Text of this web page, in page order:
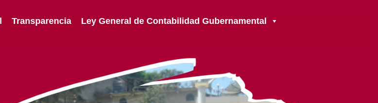
Transparencia Ley General de Contabilidad Gubernamental